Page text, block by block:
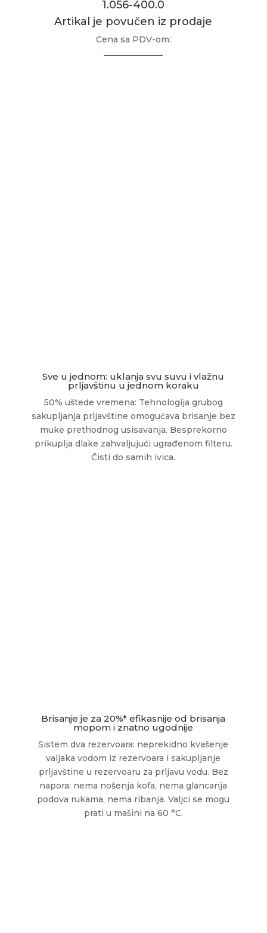
1.056-400.0
Artikal je povučen iz prodaje
Cena sa PDV-om:
___________
Sve u jednom: uklanja svu suvu i vlažnu
prljavštinu u jednom koraku
50% uštede vremena: Tehnologija grubog
sakupljanja prljavštine omogućava brisanje bez
muke prethodnog usisavanja. Besprekorno
prikuplja dlake zahvaljujući ugrađenom filteru.
Čisti do samih ivica.
Brisanje je za 20%* efikasnije od brisanja
mopom i znatno ugodnije
Sistem dva rezervoara: neprekidno kvašenje
valjaka vodom iz rezervoara i sakupljanje
prljavštine u rezervoaru za prljavu vodu. Bez
napora: nema nošenja kofa, nema glancanja
podova rukama, nema ribanja. Valjci se mogu
prati u mašini na 60 °C.